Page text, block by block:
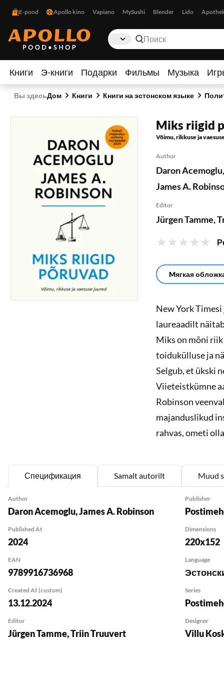
E-pood Apollo kino Vapiano MySushi Blender Lido
Книги Э-книги Подарки Фильмы Музыка
Вы здесьДом Книги Книги на эстонском языке
Miks riigid
Võimu, rikkuse ja
Author
Daron Acemoglu,
James A.
Editor
Jürgen Tamme,
Mягкая
New York
laureaadilt
Miks on mõni riik
toidukülluse ja
Selgub, et ükski
Viieteistkümne
Robinson
majanduslikud
rahvas, ometi
kaks erinevat
Acemoglu ja
linnriikidest,
mis on väga
või Ameerika
geograafiast,
aimu ka sellest,
kolm Balti riiki.
Daron
Massachusettsi
aastal pälvis ta
Спецификация Samalt autorilt Muud
Author
Daron Acemoglu,James A. Robinson
Publisher
Published At
2024
Dimensions
220x152
EAN
9789916736968
Language
Created At (custom)
13.12.2024
Series
Editor
Jürgen Tamme,Triin Truuvert
Designer
Villu